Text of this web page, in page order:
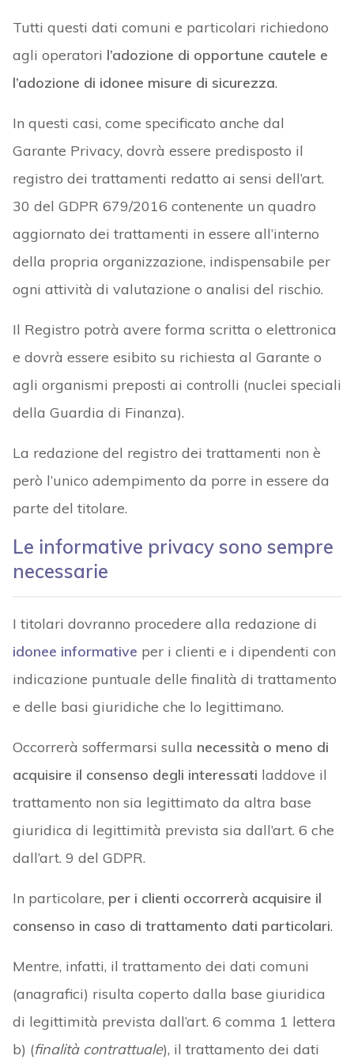
Tutti questi dati comuni e particolari richiedono
agli operatori l’adozione di opportune cautele e
l’adozione di idonee misure di sicurezza.
In questi casi, come specificato anche dal
Garante Privacy, dovrà essere predisposto il
registro dei trattamenti redatto ai sensi dell’art.
30 del GDPR 679/2016 contenente un quadro
aggiornato dei trattamenti in essere all’interno
della propria organizzazione, indispensabile per
ogni attività di valutazione o analisi del rischio.
Il Registro potrà avere forma scritta o elettronica
e dovrà essere esibito su richiesta al Garante o
agli organismi preposti ai controlli (nuclei speciali
della Guardia di Finanza).
La redazione del registro dei trattamenti non è
però l’unico adempimento da porre in essere da
parte del titolare.
Le informative privacy sono sempre
necessarie
I titolari dovranno procedere alla redazione di
idonee informative per i clienti e i dipendenti con
indicazione puntuale delle finalità di trattamento
e delle basi giuridiche che lo legittimano.
Occorrerà soffermarsi sulla necessità o meno di
acquisire il consenso degli interessati laddove il
trattamento non sia legittimato da altra base
giuridica di legittimità prevista sia dall’art. 6 che
dall’art. 9 del GDPR.
In particolare, per i clienti occorrerà acquisire il
consenso in caso di trattamento dati particolari.
Mentre, infatti, il trattamento dei dati comuni
(anagrafici) risulta coperto dalla base giuridica
di legittimità prevista dall’art. 6 comma 1 lettera
b) (finalità contrattuale), il trattamento dei dati